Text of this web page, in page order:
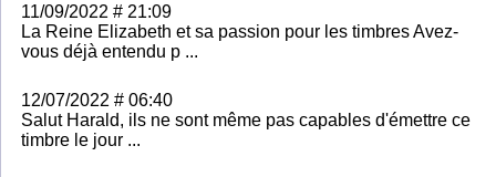
11/09/2022 # 21:09
La Reine Elizabeth et sa passion pour les timbres Avez-
vous déjà entendu p ...
12/07/2022 # 06:40
Salut Harald, ils ne sont même pas capables d'émettre ce
timbre le jour ...